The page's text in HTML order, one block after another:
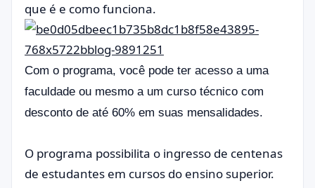
que é e como funciona.
Com o programa, você pode ter acesso a uma
faculdade ou mesmo a um curso técnico com
desconto de até 60% em suas mensalidades.
O programa possibilita o ingresso de centenas
de estudantes em cursos do ensino superior.